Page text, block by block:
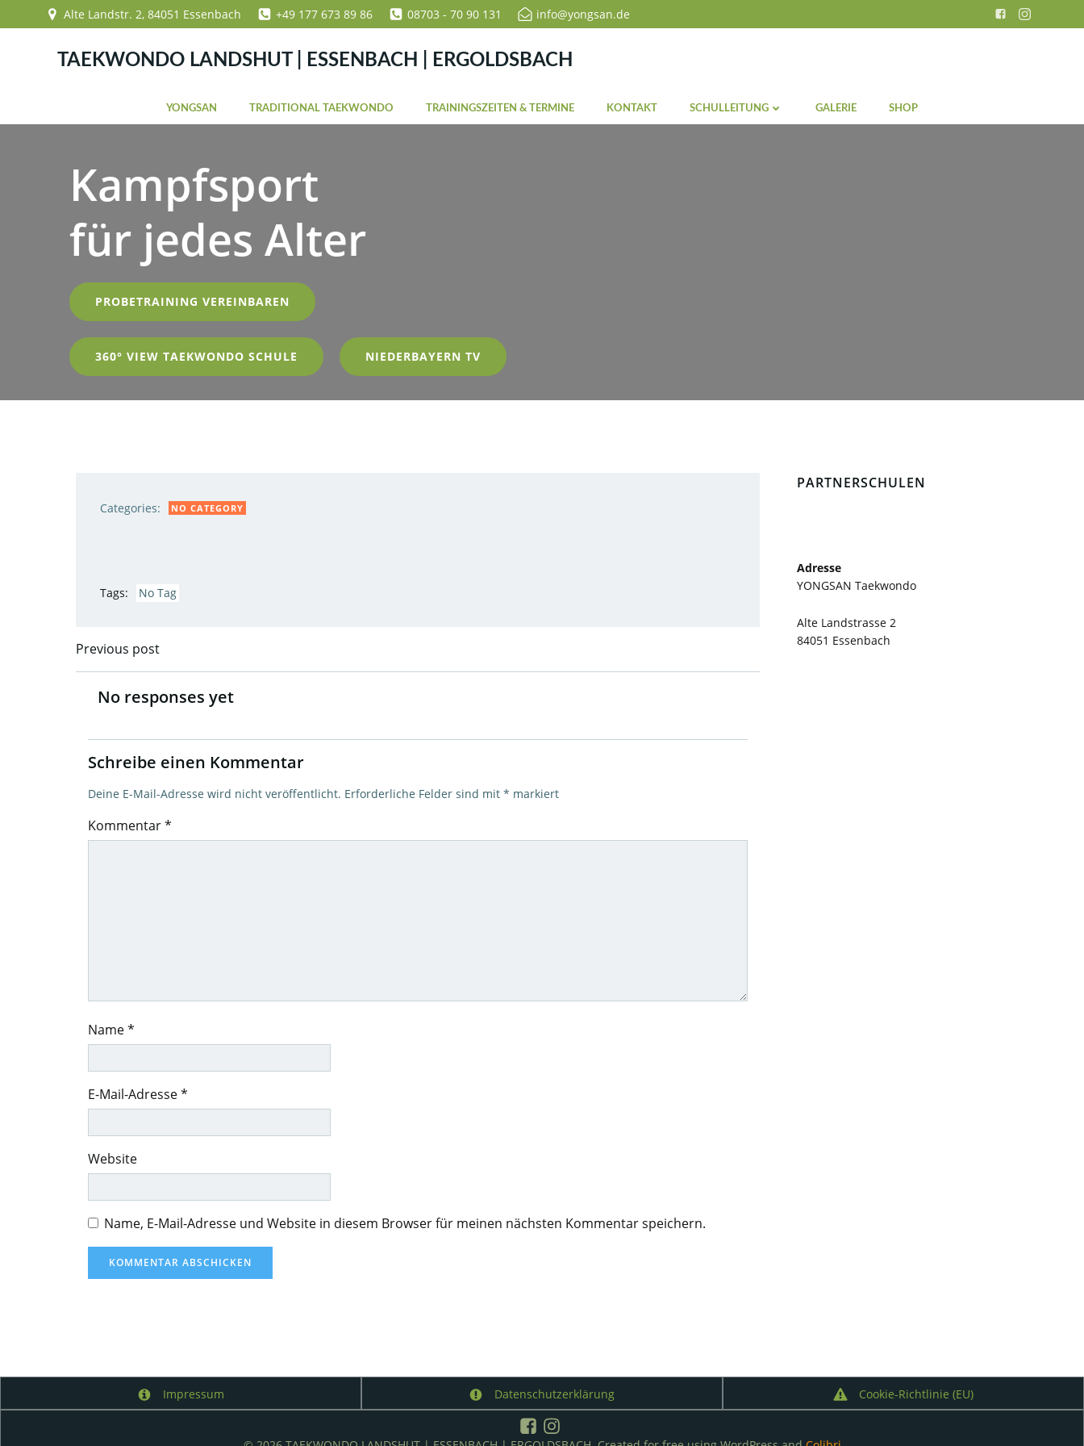
Inhalt
Alte Landstr. 2, 84051 Essenbach +49 177 673 89 86 08703 - 70 90 131 info@yongsan.de
TAEKWONDO LANDSHUT | ESSENBACH | ERGOLDSBACH
YONGSAN TRADITIONAL TAEKWONDO TRAININGSZEITEN & TERMINE KONTAKT SCHULLEITUNG GALERIE SHOP
Kampfsport
für jedes Alter
PROBETRAINING VEREINBAREN
360° VIEW TAEKWONDO SCHULE NIEDERBAYERN TV
Categories: NO CATEGORY
Tags: No Tag
Post
navigation
Previous post
No responses yet
Schreibe einen Kommentar
Deine E-Mail-Adresse wird nicht veröffentlicht. Erforderliche Felder sind mit * markiert
Kommentar*
Name*
E-Mail-Adresse*
Website
Name, E-Mail-Adresse und Website in diesem Browser für meinen nächsten Kommentar speichern.
PARTNERSCHULEN
Adresse
YONGSAN Taekwondo
Alte Landstrasse 2
84051 Essenbach
Impressum Datenschutzerklärung Cookie-Richtlinie (EU)